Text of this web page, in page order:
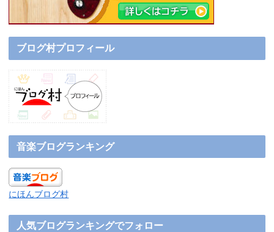
ブログ村プロフィール
音楽ブログランキング
にほんブログ村
人気ブログランキングでフォロー